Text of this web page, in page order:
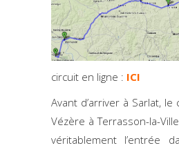
circuit en ligne : ICI
Avant d’arriver à Sarlat,
Vézère à Terrasson-la-
véritablement l’entrée